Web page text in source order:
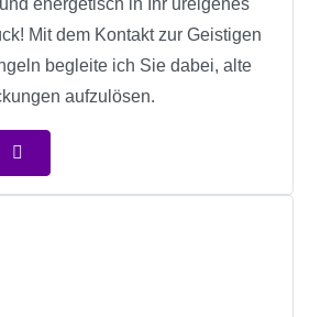
energetisch in Ihr ureigenes
Mit dem Kontakt zur Geistigen
begleite ich Sie dabei, alte
aufzulösen.